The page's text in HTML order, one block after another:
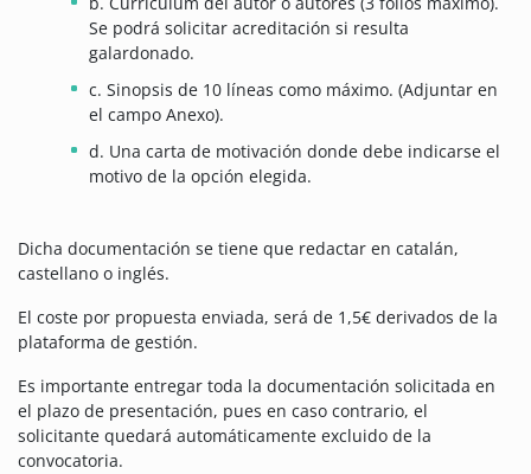
Se podrá solicitar acreditación si resulta
galardonado.
c. Sinopsis de 10 líneas como máximo. (Adjuntar en
el campo Anexo).
d. Una carta de motivación donde debe indicarse el
motivo de la opción elegida.
Dicha documentación se tiene que redactar en catalán,
castellano o inglés.
El coste por propuesta enviada, será de 1,5€ derivados de la
plataforma de gestión.
Es importante entregar toda la documentación solicitada en
el plazo de presentación, pues en caso contrario, el
solicitante quedará automáticamente excluido de la
convocatoria.